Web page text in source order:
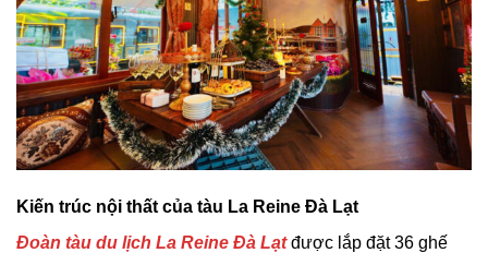
Kiến trúc nội thất của tàu La Reine Đà Lạt
Đoàn tàu du lịch La Reine Đà Lạtđược lắp đặt 36 ghế